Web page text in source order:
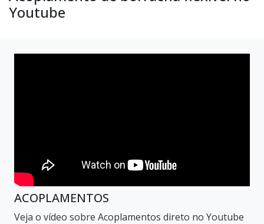
Youtube
ACOPLAMENTOS
Veja o vídeo sobre Acoplamentos direto no Youtube